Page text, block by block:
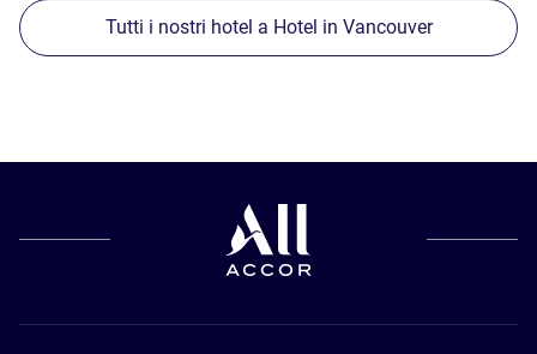
Tutti i nostri hotel a Hotel in Vancouver